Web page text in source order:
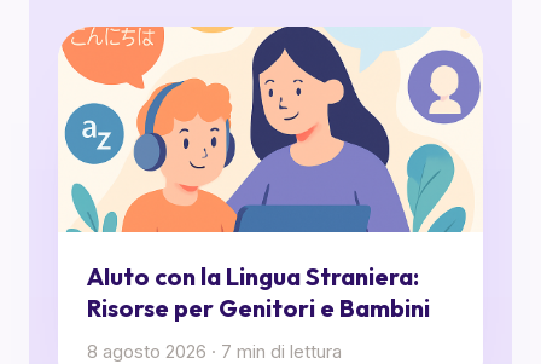
AIuto con la Lingua Straniera:
Risorse per Genitori e Bambini
8 agosto 2026 · 7 min di lettura